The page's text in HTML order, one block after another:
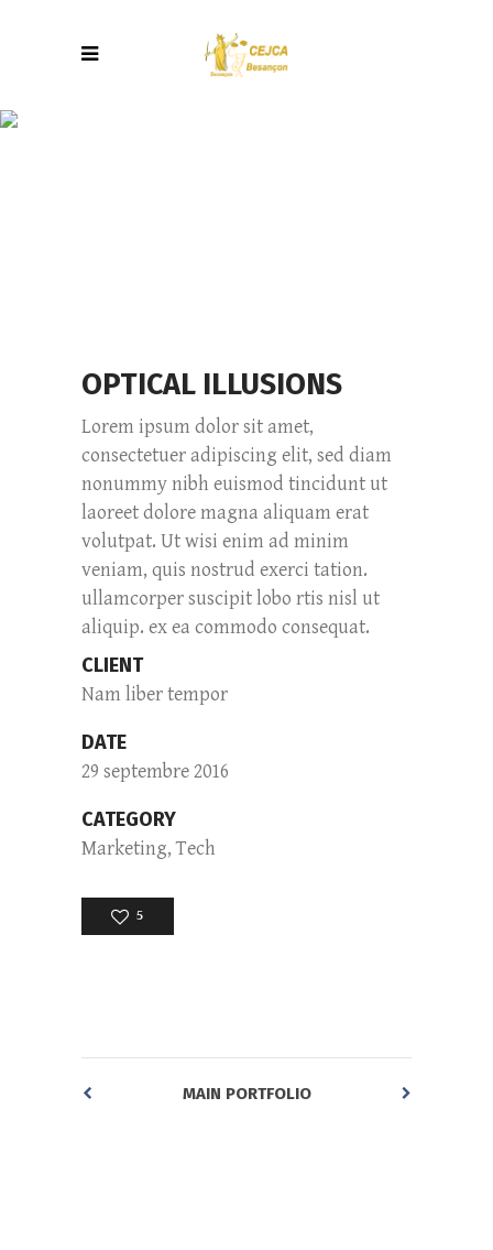
OPTICAL ILLUSIONS
Lorem ipsum dolor sit amet,
consectetuer adipiscing elit, sed diam
nonummy nibh euismod tincidunt ut
laoreet dolore magna aliquam erat
volutpat. Ut wisi enim ad minim
veniam, quis nostrud exerci tation.
ullamcorper suscipit lobo rtis nisl ut
aliquip. ex ea commodo consequat.
CLIENT
Nam liber tempor
DATE
29 septembre 2016
CATEGORY
Marketing, Tech
5
MAIN PORTFOLIO